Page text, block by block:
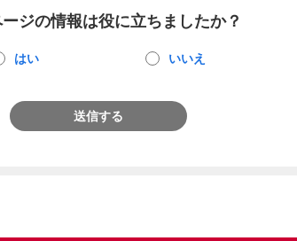
ジの情報は役に立ちましたか？
はい いいえ
送信する